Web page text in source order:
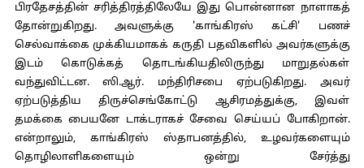
பிரதேசத்தின் சரித்திரத்திலேயே இது பொன்னான நாளாகத்
தோன்றுகிறது. அவளுக்கு 'காங்கிரஸ் கட்சி' பணச்
செல்வாக்கை முக்கியமாகக் கருதி பதவிகளில் அவர்களுக்கு
இடம் கொடுக்கத் தொடங்கியதிலிருந்து மாறுதல்கள்
வந்துவிட்டன. ஸி.ஆர். மந்திரிசபை ஏற்படுகிறது. அவர்
ஏற்படுத்திய திருச்செங்கோட்டு ஆசிரமத்துக்கு, இவள்
தமக்கை பையனே டாக்டராகச் சேவை செய்யப் போகிறான்.
என்றாலும், காங்கிரஸ் ஸ்தாபனத்தில், உழவர்களையும்
தொழிலாளிகளையும் ஒன்று சேர்த்து